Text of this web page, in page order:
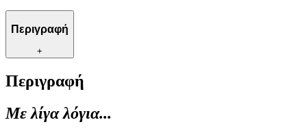
Περιγραφή
+
Περιγραφή
Με λίγα λόγια...